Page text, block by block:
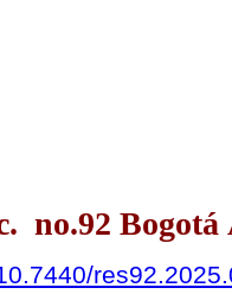
no.92